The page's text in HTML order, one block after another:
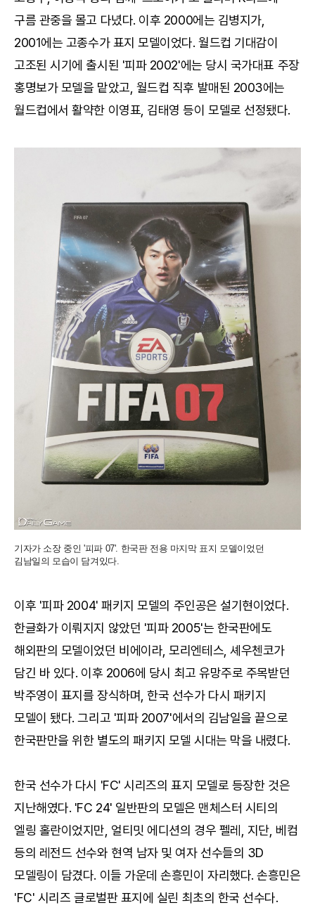
구름 관중을 몰고 다녔다. 이후 2000에는 김병지가,
2001에는 고종수가 표지 모델이었다. 월드컵 기대감이
고조된 시기에 출시된 '피파 2002'에는 당시 국가대표 주장
홍명보가 모델을 맡았고, 월드컵 직후 발매된 2003에는
월드컵에서 활약한 이영표, 김태영 등이 모델로 선정됐다.
기자가 소장 중인 '피파 07'. 한국판 전용 마지막 표지 모델이었던
김남일의 모습이 담겨있다.
이후 '피파 2004' 패키지 모델의 주인공은 설기현이었다.
한글화가 이뤄지지 않았던 '피파 2005'는 한국판에도
해외판의 모델이었던 비에이라, 모리엔테스, 셰우첸코가
담긴 바 있다. 이후 2006에 당시 최고 유망주로 주목받던
박주영이 표지를 장식하며, 한국 선수가 다시 패키지
모델이 됐다. 그리고 '피파 2007'에서의 김남일을 끝으로
한국판만을 위한 별도의 패키지 모델 시대는 막을 내렸다.
한국 선수가 다시 'FC' 시리즈의 표지 모델로 등장한 것은
지난해였다. 'FC 24' 일반판의 모델은 맨체스터 시티의
엘링 홀란이었지만, 얼티밋 에디션의 경우 펠레, 지단, 베컴
등의 레전드 선수와 현역 남자 및 여자 선수들의 3D
모델링이 담겼다. 이들 가운데 손흥민이 자리했다. 손흥민은
'FC' 시리즈 글로벌판 표지에 실린 최초의 한국 선수다.